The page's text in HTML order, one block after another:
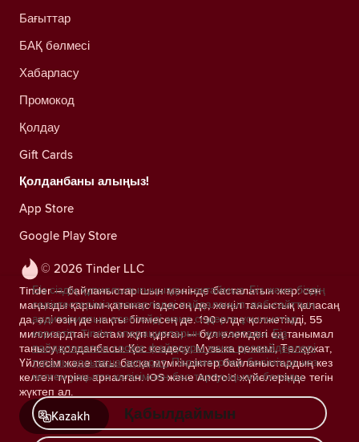
© 2026 Tinder LLC
Tinder — байланыстар шын мәнінде басталатын жер: сен
маңызды қарым-қатынас іздесең де, жеңіл таныстық қаласаң
да, әлі өзің де нақты білмесең де. 190 елде қолжетімді, 55
миллиардтан астам жұп құрған — бұл әлемдегі ең танымал
танысу қолданбасы. Қос кездесу, Музыка режимі, Төлқұжат,
Үйлесім және тағы басқа мүмкіндіктер байланыстардың кез
келген түріне арналған. iOS және Android жүйелерінде тегін
жүктеп ал.
Kazakh
Бағыттар
БАҚ бөлмесі
Хабарласу
Промокод
Қолдау
Gift Cards
Қолданбаны алыңыз!
App Store
Google Play Store
Біз сіздің құпиялылығыңызды сақтаймыз. Біз және біздің
серіктестеріміз трекерлерді пайдаланып, веб-сайттың
аудиториясын есептейді және сіздерге ұсыныстар
көрсетіп, Tinder операцияларын жақсартады. Біз
пайдаланатын cookie файлдары және провайдерлері
туралы қосымша ақпарат. Параметрлер бөлімінде кез
келген уақытта келісімнен бас тартуыңызға болады.
Қабылдаймын